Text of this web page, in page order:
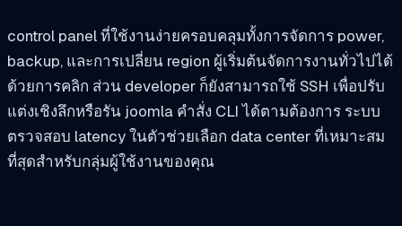
control panel ที่ใช้งานง่ายครอบคลุมทั้งการจัดการ power,
backup, และการเปลี่ยน region ผู้เริ่มต้นจัดการงานทั่วไปได้
ด้วยการคลิก ส่วน developer ก็ยังสามารถใช้ SSH เพื่อปรับ
แต่งเชิงลึกหรือรัน joomla คำสั่ง CLI ได้ตามต้องการ ระบบ
ตรวจสอบ latency ในตัวช่วยเลือก data center ที่เหมาะสม
ที่สุดสำหรับกลุ่มผู้ใช้งานของคุณ